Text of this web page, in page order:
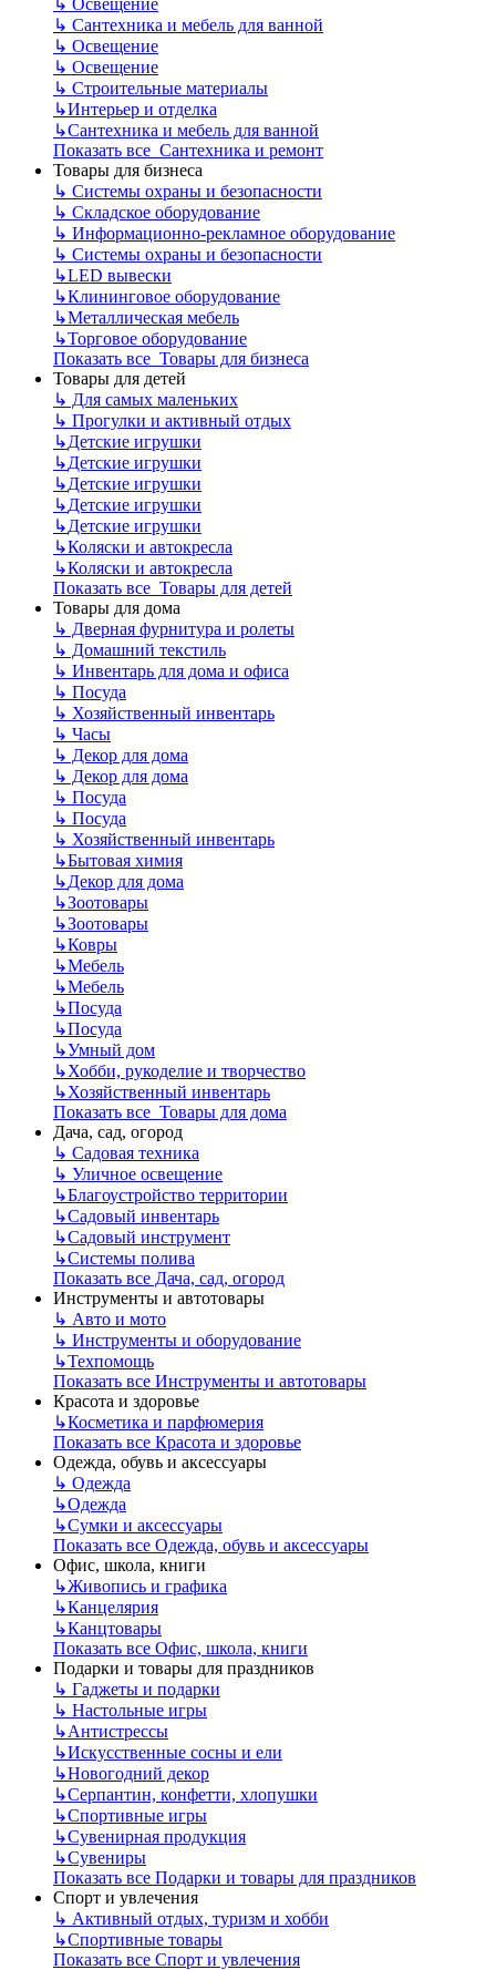
↳ Сантехника и мебель для ванной
↳ Освещение
↳ Освещение
↳ Строительные материалы
↳Интерьер и отделка
↳Сантехника и мебель для ванной
Показать все Сантехника и ремонт
Товары для бизнеса
↳ Системы охраны и безопасности
↳ Складское оборудование
↳ Информационно-рекламное оборудование
↳ Системы охраны и безопасности
↳LED вывески
↳Клининговое оборудование
↳Металлическая мебель
↳Торговое оборудование
Показать все Товары для бизнеса
Товары для детей
↳ Для самых маленьких
↳ Прогулки и активный отдых
↳Детские игрушки
↳Детские игрушки
↳Детские игрушки
↳Детские игрушки
↳Детские игрушки
↳Коляски и автокресла
↳Коляски и автокресла
Показать все Товары для детей
Товары для дома
↳ Дверная фурнитура и ролеты
↳ Домашний текстиль
↳ Инвентарь для дома и офиса
↳ Посуда
↳ Хозяйственный инвентарь
↳ Часы
↳ Декор для дома
↳ Декор для дома
↳ Посуда
↳ Посуда
↳ Хозяйственный инвентарь
↳Бытовая химия
↳Декор для дома
↳Зоотовары
↳Зоотовары
↳Ковры
↳Мебель
↳Мебель
↳Посуда
↳Посуда
↳Умный дом
↳Хобби, рукоделие и творчество
↳Хозяйственный инвентарь
Показать все Товары для дома
Дача, сад, огород
↳ Садовая техника
↳ Уличное освещение
↳Благоустройство территории
↳Садовый инвентарь
↳Садовый инструмент
↳Системы полива
Показать все Дача, сад, огород
Инструменты и автотовары
↳ Авто и мото
↳ Инструменты и оборудование
↳Техпомощь
Показать все Инструменты и автотовары
Красота и здоровье
↳Косметика и парфюмерия
Показать все Красота и здоровье
Одежда, обувь и аксессуары
↳ Одежда
↳Одежда
↳Сумки и аксессуары
Показать все Одежда, обувь и аксессуары
Офис, школа, книги
↳Живопись и графика
↳Канцелярия
↳Канцтовары
Показать все Офис, школа, книги
Подарки и товары для праздников
↳ Гаджеты и подарки
↳ Настольные игры
↳Антистрессы
↳Искусственные сосны и ели
↳Новогодний декор
↳Серпантин, конфетти, хлопушки
↳Спортивные игры
↳Сувенирная продукция
↳Сувениры
Показать все Подарки и товары для праздников
Спорт и увлечения
↳ Активный отдых, туризм и хобби
↳Спортивные товары
Показать все Спорт и увлечения